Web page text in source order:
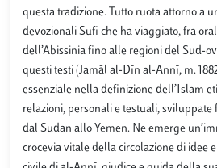
questa tradizione. Tutto ruota attorno a
devozionali Sufi che ha viaggiato, fra
dell’Abissinia fino alle regioni del Sud-
questi testi (Jamāl al-Dīn al-Annī, m.
essenziale nella definizione dell’Islam
relazioni, personali e testuali, sviluppate
dal Sudan allo Yemen. Ne emerge
crocevia vitale della circolazione di idee